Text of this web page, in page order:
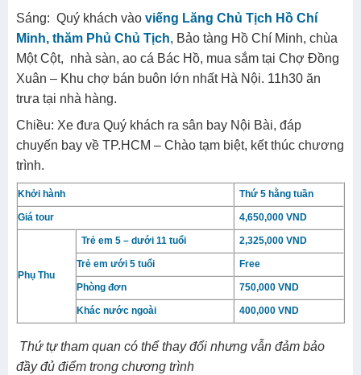
Sáng: Quý khách vào viếng Lăng Chủ Tịch Hồ Chí
Minh, thăm Phủ Chủ Tịch, Bảo tàng Hồ Chí Minh, chùa
Một Cột, nhà sàn, ao cá Bác Hồ, mua sắm tại Chợ Đồng
Xuân – Khu chợ bán buôn lớn nhất Hà Nội. 11h30 ăn
trưa tại nhà hàng.
Chiều: Xe đưa Quý khách ra sân bay Nội Bài, đáp
chuyến bay về TP.HCM – Chào tạm biệt, kết thúc chương
trình.
Khởi hành Thứ 5 hằng tuần
Giá tour 4,650,000 VND
Phụ Thu
Trẻ em 5 – dưới 11 tuổi 2,325,000 VND
Trẻ em ưới 5 tuổi Free
Phòng đơn 750,000 VND
Khác nước ngoài 400,000 VND
Thứ tự tham quan có thể thay đổi nhưng vẫn đảm bảo
đầy đủ điểm trong chương trình